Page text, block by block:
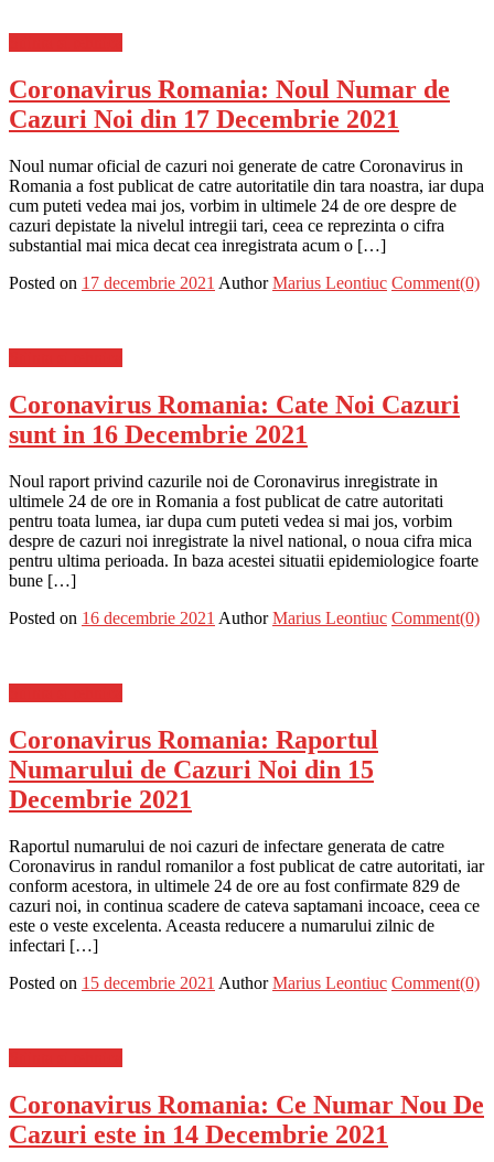
Coronavirus Romania: Noul Numar de
Cazuri Noi din 17 Decembrie 2021
Noul numar oficial de cazuri noi generate de catre Coronavirus in
Romania a fost publicat de catre autoritatile din tara noastra, iar dupa
cum puteti vedea mai jos, vorbim in ultimele 24 de ore despre de
cazuri depistate la nivelul intregii tari, ceea ce reprezinta o cifra
substantial mai mica decat cea inregistrata acum o […]
Posted on 17 decembrie 2021 Author Marius Leontiuc Comment(0)
Coronavirus Romania: Cate Noi Cazuri
sunt in 16 Decembrie 2021
Noul raport privind cazurile noi de Coronavirus inregistrate in
ultimele 24 de ore in Romania a fost publicat de catre autoritati
pentru toata lumea, iar dupa cum puteti vedea si mai jos, vorbim
despre de cazuri noi inregistrate la nivel national, o noua cifra mica
pentru ultima perioada. In baza acestei situatii epidemiologice foarte
bune […]
Posted on 16 decembrie 2021 Author Marius Leontiuc Comment(0)
Coronavirus Romania: Raportul
Numarului de Cazuri Noi din 15
Decembrie 2021
Raportul numarului de noi cazuri de infectare generata de catre
Coronavirus in randul romanilor a fost publicat de catre autoritati, iar
conform acestora, in ultimele 24 de ore au fost confirmate 829 de
cazuri noi, in continua scadere de cateva saptamani incoace, ceea ce
este o veste excelenta. Aceasta reducere a numarului zilnic de
infectari […]
Posted on 15 decembrie 2021 Author Marius Leontiuc Comment(0)
Coronavirus Romania: Ce Numar Nou De
Cazuri este in 14 Decembrie 2021